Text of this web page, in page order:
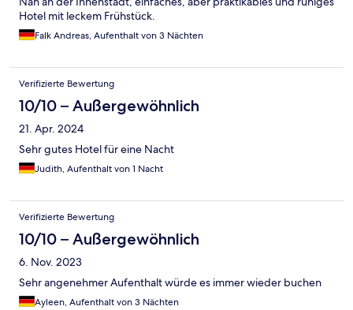
Hotel mit leckem Frühstück.
Falk Andreas, Aufenthalt von 3 Nächten
Verifizierte Bewertung
10/10 – Außergewöhnlich
21. Apr. 2024
Sehr gutes Hotel für eine Nacht
Judith, Aufenthalt von 1 Nacht
Verifizierte Bewertung
10/10 – Außergewöhnlich
6. Nov. 2023
Sehr angenehmer Aufenthalt würde es immer wieder buchen
Ayleen, Aufenthalt von 3 Nächten